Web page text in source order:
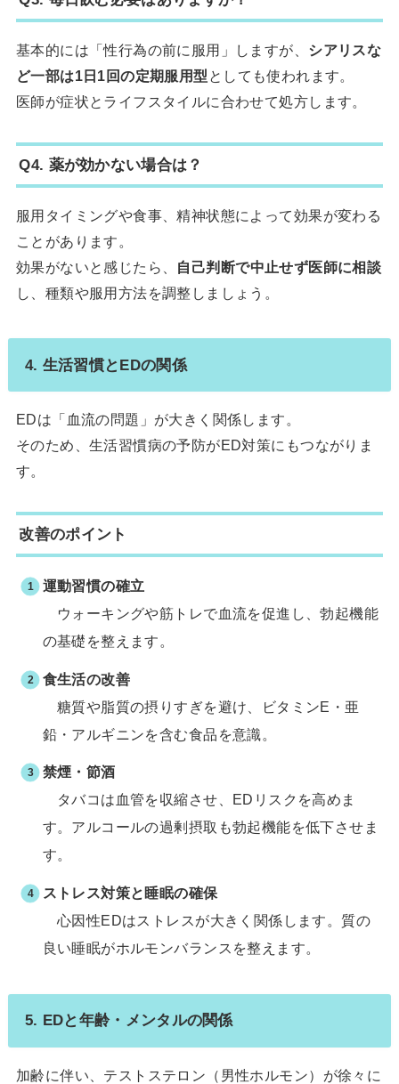
基本的には「性行為の前に服用」しますが、 シアリスな
ど一部は1日1回の定期服用型 としても使われます。
医師が症状とライフスタイルに合わせて処方します。
Q4. 薬が効かない場合は？
服用タイミングや食事、精神状態によって効果が変わる
ことがあります。
効果がないと感じたら、 自己判断で中止せず医師に相談
し、種類や服用方法を調整しましょう。
4. 生活習慣とEDの関係
EDは「血流の問題」が大きく関係します。
そのため、生活習慣病の予防がED対策にもつながりま
す。
改善のポイント
運動習慣の確立
ウォーキングや筋トレで血流を促進し、勃起機能
の基礎を整えます。
食生活の改善
糖質や脂質の摂りすぎを避け、ビタミンE・亜
鉛・アルギニンを含む食品を意識。
禁煙・節酒
タバコは血管を収縮させ、EDリスクを高めま
す。アルコールの過剰摂取も勃起機能を低下させま
す。
ストレス対策と睡眠の確保
心因性EDはストレスが大きく関係します。質の
良い睡眠がホルモンバランスを整えます。
5. EDと年齢・メンタルの関係
加齢に伴い、テストステロン（男性ホルモン）が徐々に